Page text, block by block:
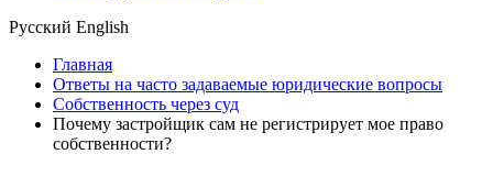
Русский English
Главная
Ответы на часто задаваемые юридические вопросы
Собственность через суд
Почему застройщик сам не регистрирует мое право
собственности?